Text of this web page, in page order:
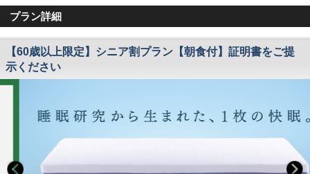
プラン詳細
【60歳以上限定】シニア割プラン【朝食付】証明書をご提
示ください